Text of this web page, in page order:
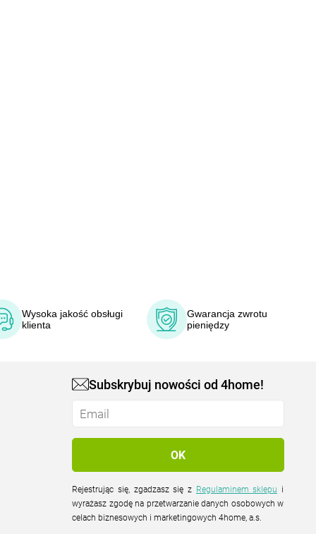
Wysoka jakość obsługi
klienta
Gwarancja zwrotu
pieniędzy
Subskrybuj nowości od 4home!
Rejestrując się, zgadzasz się z Regulaminem sklepu
wyrażasz zgodę na przetwarzanie danych osobowych w
celach biznesowych i marketingowych 4home, a.s.